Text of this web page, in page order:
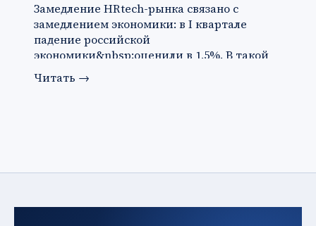
Замедление HRtech-рынка связано с
замедлением экономики: в I квартале
падение российской
экономики&nbsp;оценили в 1,5%. В такой
ситуации ко…
Читать →